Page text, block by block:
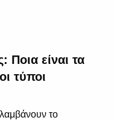
Ποια είναι τα
τύποι
το